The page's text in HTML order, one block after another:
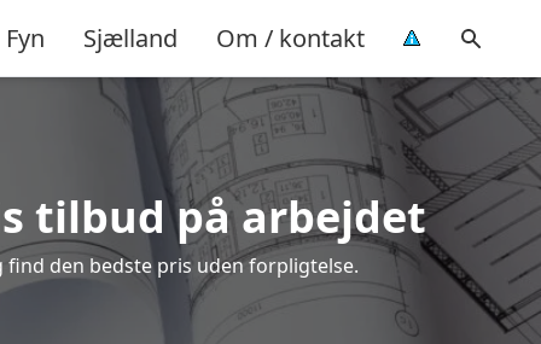
Fyn Sjælland Om / kontakt
tilbud på arbejdet
den bedste pris uden forpligtelse.